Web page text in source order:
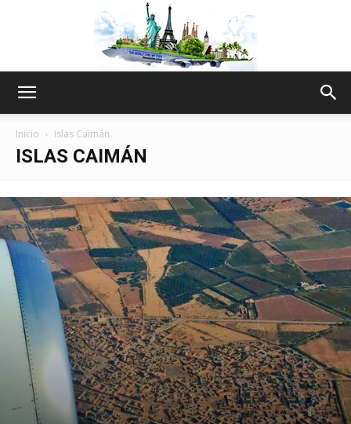
Thru
My
Eyes
Inicio Islas Caimán
ISLAS CAIMÁN